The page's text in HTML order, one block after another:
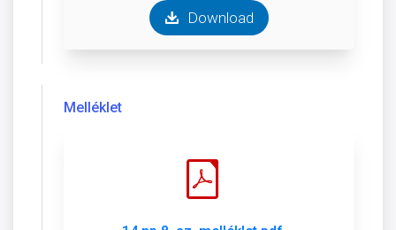
Download
Melléklet